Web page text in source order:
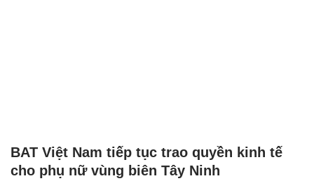
BAT Việt Nam tiếp tục trao quyền kinh tế
cho phụ nữ vùng biên Tây Ninh